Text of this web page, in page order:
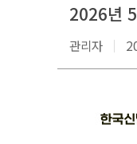
2026년
관리자